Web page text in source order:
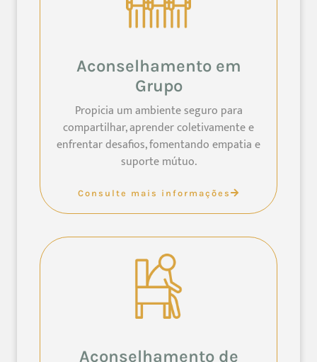
Aconselhamento em
Grupo
Propicia um ambiente seguro para
compartilhar, aprender coletivamente e
enfrentar desafios, fomentando empatia e
suporte mútuo.
Consulte mais informações
Aconselhamento de